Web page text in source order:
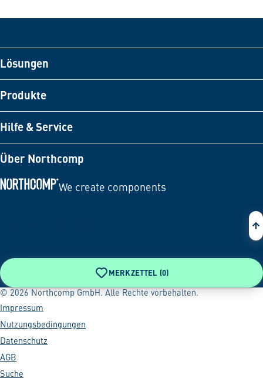
Lösungen
Produkte
Hilfe & Service
Über Northcomp
We create components
MERKZETTEL (0)
© 2026 Northcomp GmbH. Alle Rechte vorbehalten.
Impressum
Nutzungsbedingungen
Datenschutz
AGB
Suche